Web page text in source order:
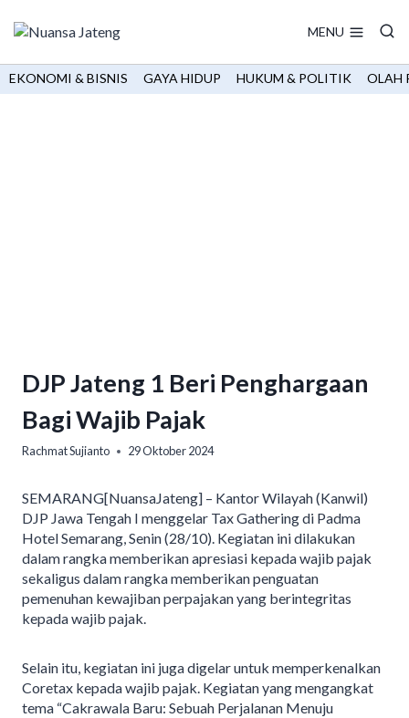
MENU
EKONOMI & BISNIS GAYA HIDUP HUKUM & POLITIK OLAH
DJP Jateng 1 Beri Penghargaan
Bagi Wajib Pajak
Rachmat Sujianto 29 Oktober 2024
SEMARANG[NuansaJateng] – Kantor Wilayah (Kanwil)
DJP Jawa Tengah I menggelar Tax Gathering di Padma
Hotel Semarang, Senin (28/10). Kegiatan ini dilakukan
dalam rangka memberikan apresiasi kepada wajib pajak
sekaligus dalam rangka memberikan penguatan
pemenuhan kewajiban perpajakan yang berintegritas
kepada wajib pajak.
Selain itu, kegiatan ini juga digelar untuk memperkenalkan
Coretax kepada wajib pajak. Kegiatan yang mengangkat
tema “Cakrawala Baru: Sebuah Perjalanan Menuju